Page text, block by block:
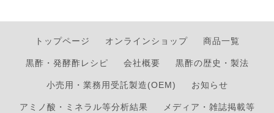
トップページ オンラインショップ 商品一覧
黒酢・発酵酢レシピ 会社概要 黒酢の歴史・製法
小売用・業務用受託製造(OEM) お知らせ
アミノ酸・ミネラル等分析結果 メディア・雑誌掲載等